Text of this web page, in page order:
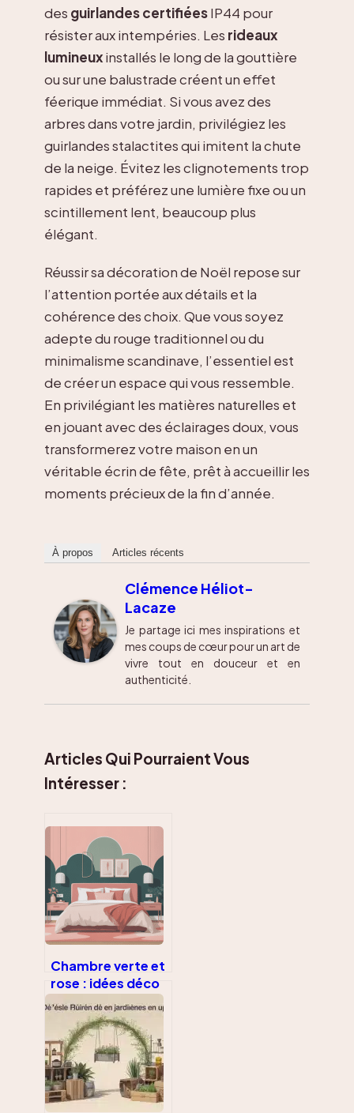
des guirlandes certifiéesIP44 pour
résister aux intempéries. Les rideaux
lumineuxinstallés le long de la gouttière
ou sur une balustrade créent un effet
féerique immédiat. Si vous avez des
arbres dans votre jardin, privilégiez les
guirlandes stalactites qui imitent la chute
de la neige. Évitez les clignotements trop
rapides et préférez une lumière fixe ou un
scintillement lent, beaucoup plus
élégant.
Réussir sa décoration de Noël repose sur
l’attention portée aux détails et la
cohérence des choix. Que vous soyez
adepte du rouge traditionnel ou du
minimalisme scandinave, l’essentiel est
de créer un espace qui vous ressemble.
En privilégiant les matières naturelles et
en jouant avec des éclairages doux, vous
transformerez votre maison en un
véritable écrin de fête, prêt à accueillir les
moments précieux de la fin d’année.
À propos Articles récents
Clémence Héliot-
Lacaze
Je partage ici mes inspirations et
mes coups de cœur pour un art de
vivre tout en douceur et en
authenticité.
Articles Qui Pourraient Vous
Intéresser :
Chambre verte et
rose : idées déco
harmonieuses et
ambiance
apaisante